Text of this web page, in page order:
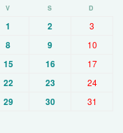
V S D
1 2 3
8 9 10
15 16 17
22 23 24
29 30 31